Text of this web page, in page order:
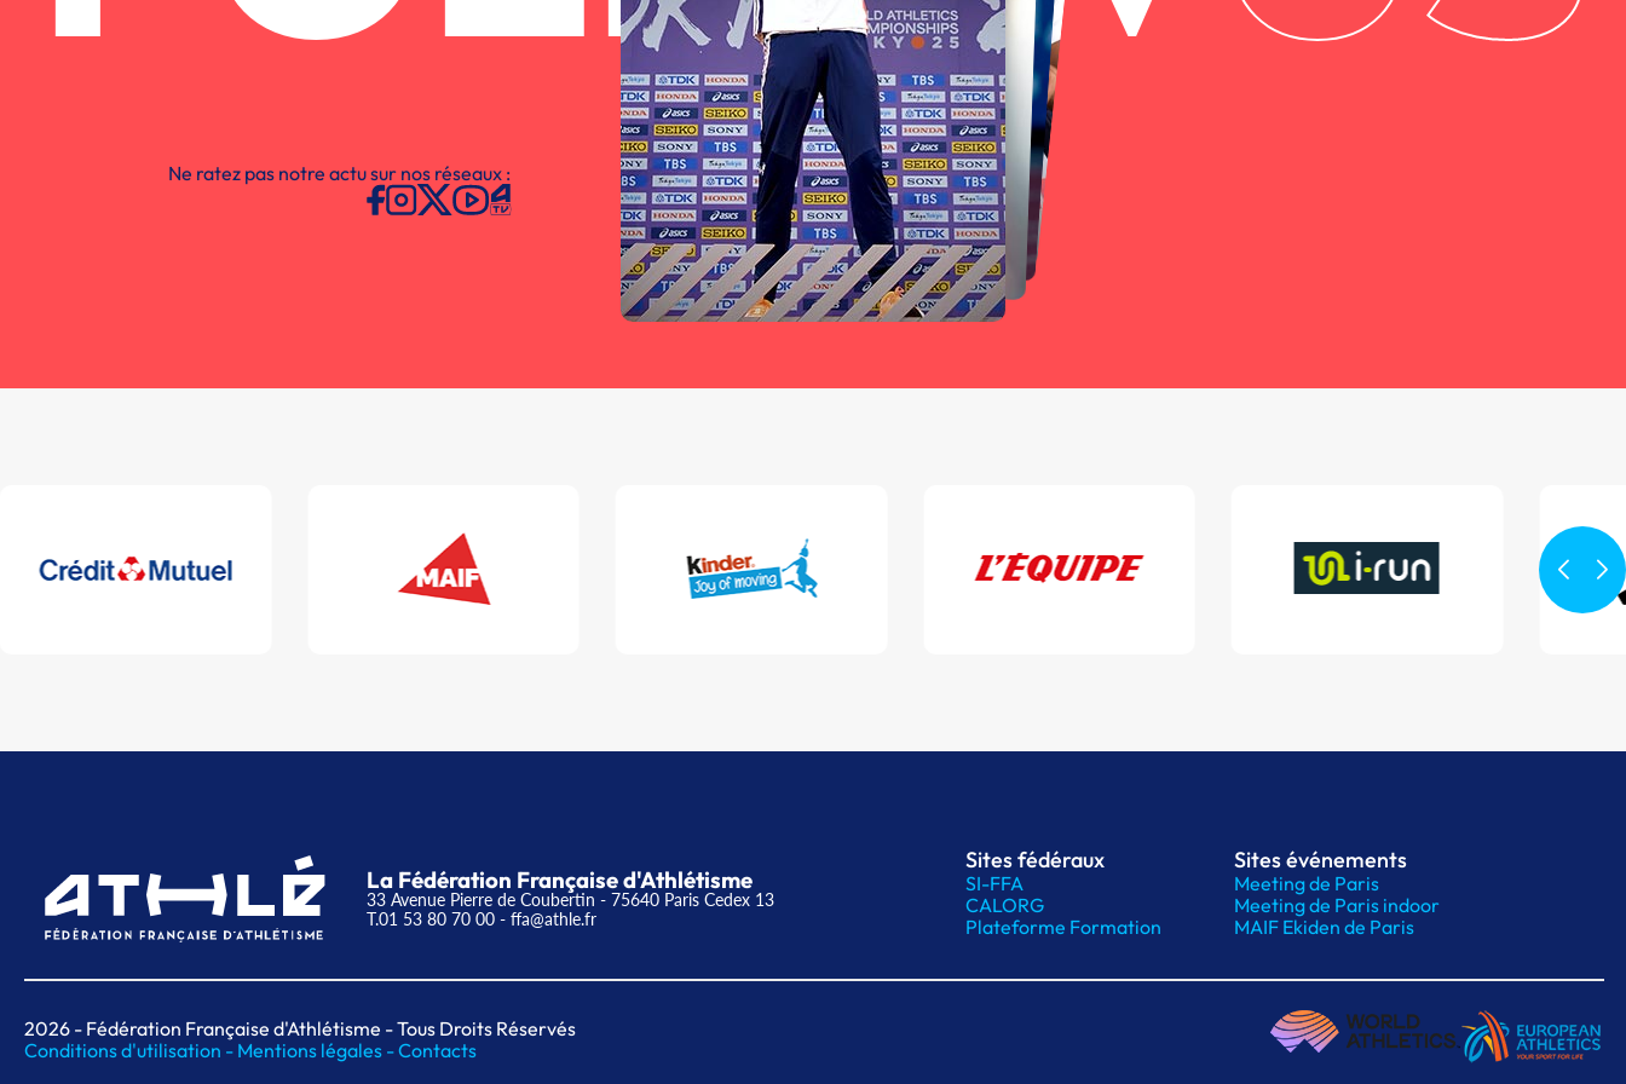
Ne ratez pas notre actu sur nos réseaux :
La Fédération Française d'Athlétisme
33 Avenue Pierre de Coubertin - 75640 Paris Cedex 13
T.01 53 80 70 00 - ffa@athle.fr
Sites fédéraux
SI-FFA
CALORG
Plateforme Formation
Sites événements
Meeting de Paris
Meeting de Paris indoor
MAIF Ekiden de Paris
2026 - Fédération Française d'Athlétisme - Tous Droits Réservés
Conditions d'utilisation - Mentions légales -Contacts